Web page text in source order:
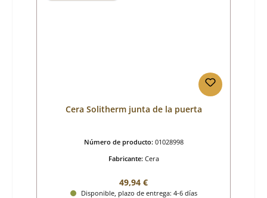
Cera Solitherm junta de la puerta
Número de producto: 01028998
Fabricante: Cera
Precio normal:
49,94 €
Disponible, plazo de entrega: 4-6 días